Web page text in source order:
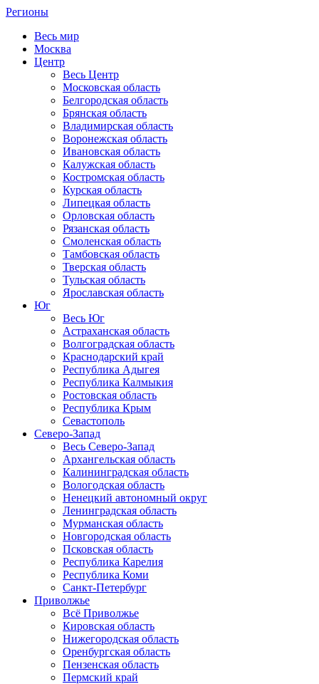
Регионы
Весь мир
Москва
Центр
Весь Центр
Московская область
Белгородская область
Брянская область
Владимирская область
Воронежская область
Ивановская область
Калужская область
Костромская область
Курская область
Липецкая область
Орловская область
Рязанская область
Смоленская область
Тамбовская область
Тверская область
Тульская область
Ярославская область
Юг
Весь Юг
Астраханская область
Волгоградская область
Краснодарский край
Республика Адыгея
Республика Калмыкия
Ростовская область
Республика Крым
Севастополь
Северо-Запад
Весь Северо-Запад
Архангельская область
Калининградская область
Вологодская область
Ненецкий автономный округ
Ленинградская область
Мурманская область
Новгородская область
Псковская область
Республика Карелия
Республика Коми
Санкт-Петербург
Приволжье
Всё Приволжье
Кировская область
Нижегородская область
Оренбургская область
Пензенская область
Пермский край